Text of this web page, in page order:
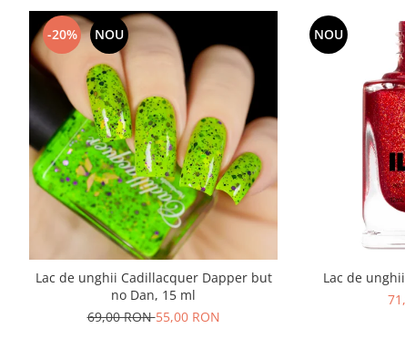
-20% NOU
Lac de unghii Cadillacquer Dapper but
no Dan, 15 ml
69,00 RON55,00 RON
NOU
Lac de